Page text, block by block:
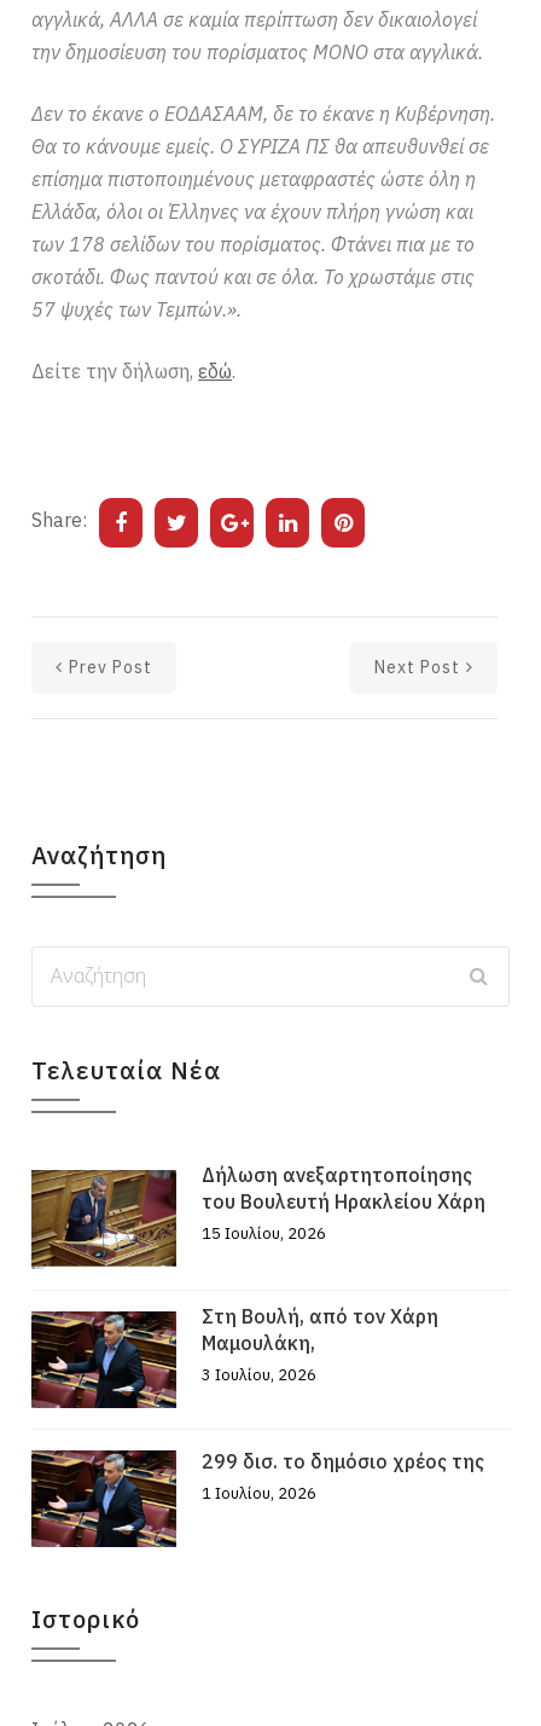
αγγλικά, ΑΛΛΑ σε καμία περίπτωση δεν δικαιολογεί
την δημοσίευση του πορίσματος ΜΟΝΟ στα αγγλικά.
Δεν το έκανε ο ΕΟΔΑΣΑΑΜ, δε το έκανε η Κυβέρνηση.
Θα το κάνουμε εμείς. Ο ΣΥΡΙΖΑ ΠΣ θα απευθυνθεί σε
επίσημα πιστοποιημένους μεταφραστές ώστε όλη η
Ελλάδα, όλοι οι Έλληνες να έχουν πλήρη γνώση και
των 178 σελίδων του πορίσματος. Φτάνει πια με το
σκοτάδι. Φως παντού και σε όλα. Το χρωστάμε στις
57 ψυχές των Τεμπών.».
Δείτε την δήλωση,εδώ.
Share:
Prev Post Next Post
Αναζήτηση
Τελευταία Νέα
Δήλωση ανεξαρτητοποίησης
του Βουλευτή Ηρακλείου Χάρη
15 Ιουλίου, 2026
Στη Βουλή, από τον Χάρη
Μαμουλάκη,
3 Ιουλίου, 2026
299 δισ. το δημόσιο χρέος της
1 Ιουλίου, 2026
Ιστορικό